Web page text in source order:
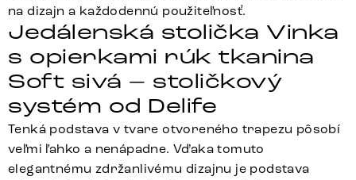
na dizajn a každodennú použiteľnosť.
Jedálenská stolička Vinka
s opierkami rúk tkanina
Soft sivá – stoličkový
systém od Delife
Tenká podstava v tvare otvoreného trapezu pôsobí
veľmi ľahko a nenápadne. Vďaka tomuto
elegantnému zdržanlivému dizajnu je podstava